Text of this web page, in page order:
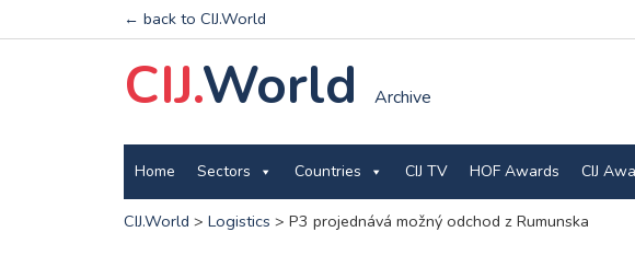
← back to CIJ.World
CIJ.World Archive
Home Sectors Countries CIJ TV HOF Awards CIJ
CIJ.World > Logistics > P3 projednává možný odchod z Rumunska